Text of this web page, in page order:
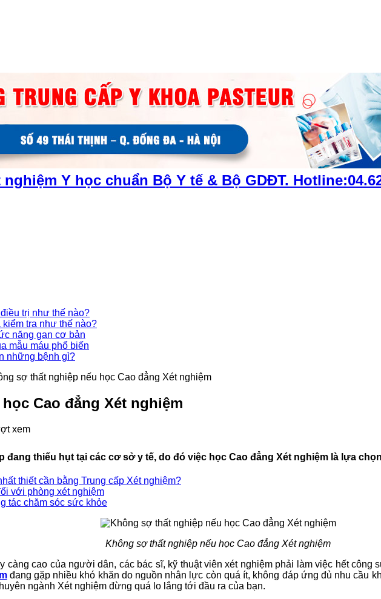
Y học chuẩn Bộ Y tế & Bộ GDĐT.
trị như thế nào?
tra như thế nào?
năng gan cơ bản
mẫu máu phổ biến
những bệnh gì?
sợ thất nghiệp nếu học Cao đẳng Xét nghiệm
Cao đẳng Xét nghiệm
xem
đang thiếu hụt tại các cơ sở y tế, do đó việc học Cao đẳng Xét nghiệm là lựa
thiết cần bằng Trung cấp Xét nghiệm?
với phòng xét nghiệm
tác chăm sóc sức khỏe
Không sợ thất nghiệp nếu học Cao đẳng Xét nghiệm
cao của người dân, các bác sĩ, kỹ thuật viên xét nghiệm phải làm việc hết công
đang gặp nhiều khó khăn do nguồn nhân lực còn quá ít, không đáp ứng đủ nhu cầu
ngành Xét nghiệm đừng quá lo lắng tới đầu ra của bạn.